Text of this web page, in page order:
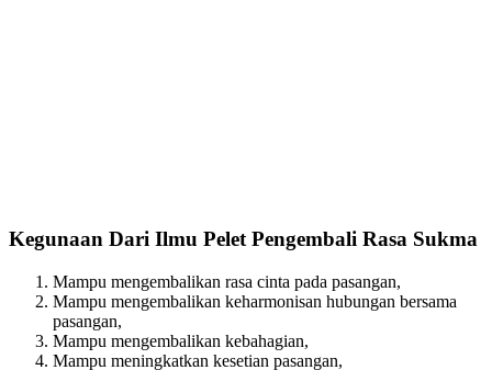
Kegunaan Dari Ilmu Pelet Pengembali Rasa Sukma
Mampu mengembalikan rasa cinta pada pasangan,
Mampu mengembalikan keharmonisan hubungan bersama
pasangan,
Mampu mengembalikan kebahagian,
Mampu meningkatkan kesetian pasangan,